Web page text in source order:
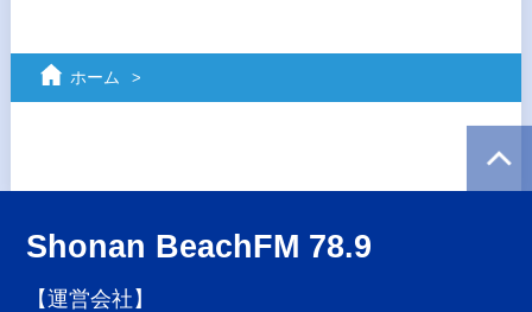
ホーム
Shonan BeachFM 78.9
【運営会社】